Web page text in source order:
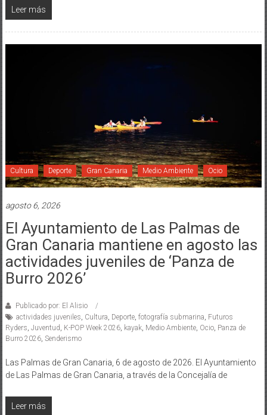
Leer más
Cultura Deporte Gran Canaria Medio Ambiente Ocio
agosto 6, 2026
El Ayuntamiento de Las Palmas de
Gran Canaria mantiene en agosto las
actividades juveniles de ‘Panza de
Burro 2026’
Publicado por: El Alisio
actividades juveniles, Cultura, Deporte, fotografía submarina, Futuros
Ryders, Juventud, K-POP Week 2026, kayak, Medio Ambiente, Ocio, Panza de
Burro 2026, Senderismo
Las Palmas de Gran Canaria, 6 de agosto de 2026. El Ayuntamiento
de Las Palmas de Gran Canaria, a través de la Concejalía de
Leer más